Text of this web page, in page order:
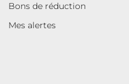
Bons de réduction
Mes alertes